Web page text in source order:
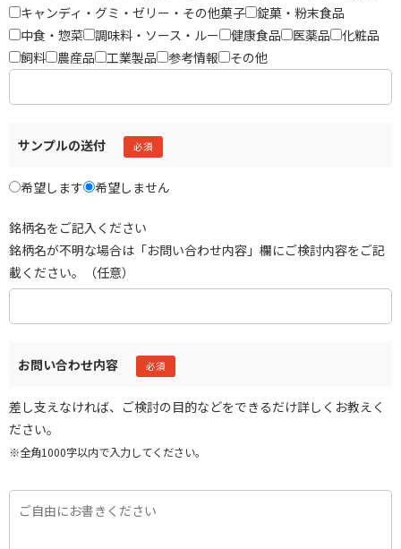
キャンディ・グミ・ゼリー・その他菓子
錠菓・粉末食品
中食・惣菜
調味料・ソース・ルー 健康食品 医薬品
化粧品
飼料
農産品 工業製品 参考情報 その他
サンプルの送付
希望します 希望しません
銘柄名をご記入ください
銘柄名が不明な場合は「お問い合わせ内容」欄にご検討内容をご記
載ください。（任意）
お問い合わせ内容
差し支えなければ、ご検討の目的などをできるだけ詳しくお教えく
ださい。
※全角1000字以内で入力してください。